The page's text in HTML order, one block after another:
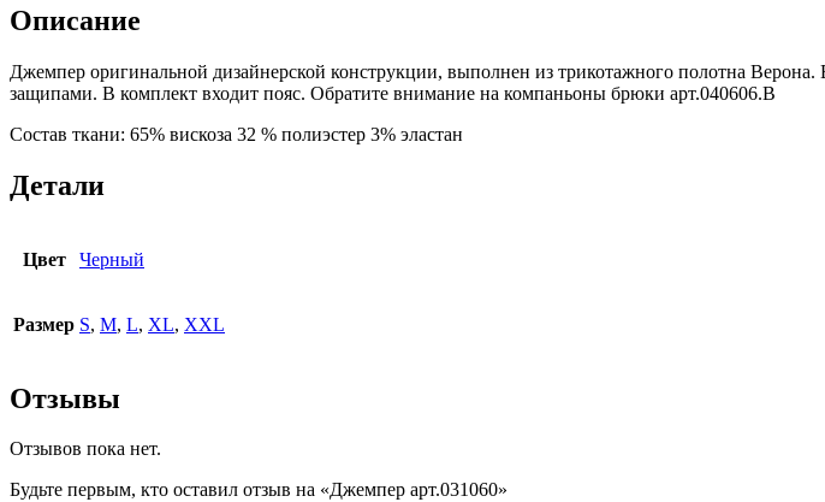
Описание
Джемпер оригинальной дизайнерской конструкции, выполнен из трикотажного полотна
защипами. В комплект входит пояс. Обратите внимание на компаньоны брюки арт.040606.В
Состав ткани: 65% вискоза 32 % полиэстер 3% эластан
Детали
Цвет Черный
Размер S, M, L, XL, XXL
Отзывы
Отзывов пока нет.
Будьте первым, кто оставил отзыв на «Джемпер арт.031060»